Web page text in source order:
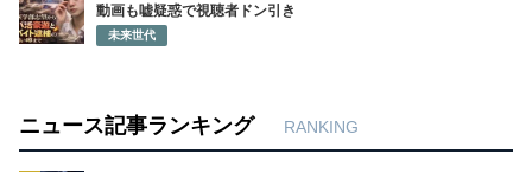
動画も嘘疑惑で視聴者ドン引き
未来世代
ニュース記事ランキング RANKING